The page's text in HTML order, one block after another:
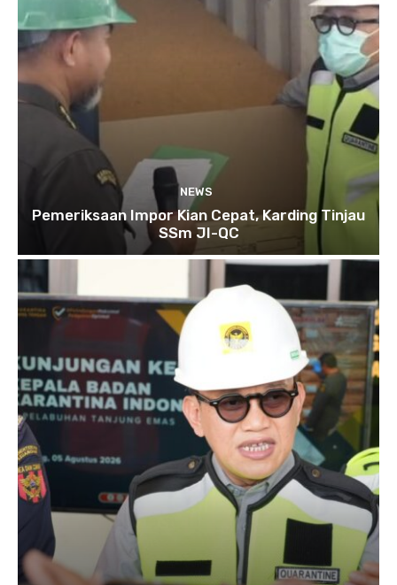
NEWS
Pemeriksaan Impor Kian Cepat, Karding Tinjau
SSm JI-QC